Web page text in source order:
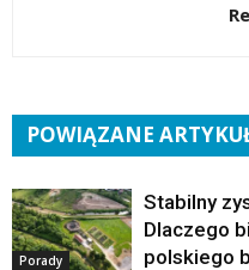
POWIĄZANE
Porady
Stabilny
Dlaczego
polskiego